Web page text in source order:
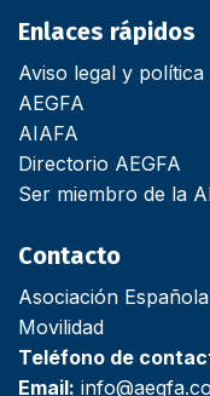
Enlaces rápidos
Aviso legal y
AEGFA
AIAFA
Directorio AEGFA
Ser miembro de la
Contacto
Asociación
Movilidad
Teléfono de
Email: